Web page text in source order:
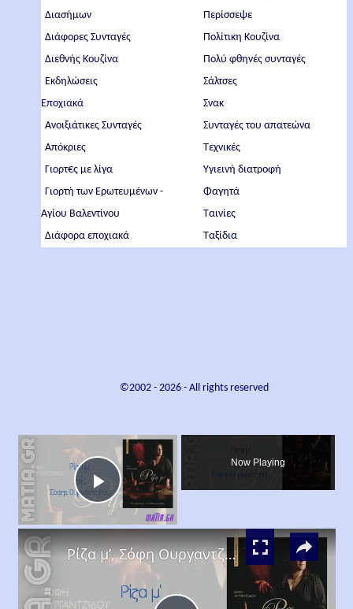
Διασήμων
Διάφορες Συνταγές
Διεθνής Κουζίνα
Εκδηλώσεις
Εποχιακά
Ανοιξιάτικες Συνταγές
Απόκριες
Γιορτ€ς με λίγα
Γιορτή των Ερωτευμένων -
Αγίου Βαλεντίνου
Διάφορα εποχιακά
Περίσσεψε
Πολίτικη Κουζίνα
Πολύ φθηνές συνταγές
Σάλτσες
Σνακ
Συνταγές του απατεώνα
Τεχνικές
Υγιεινή διατροφή
Φαγητά
Ταινίες
Ταξίδια
©2002 - 2026- All rights reserved
×
Play
Video
Now Playing
×
Ρίζα μ’, Σόφη Ουργαντζίδου